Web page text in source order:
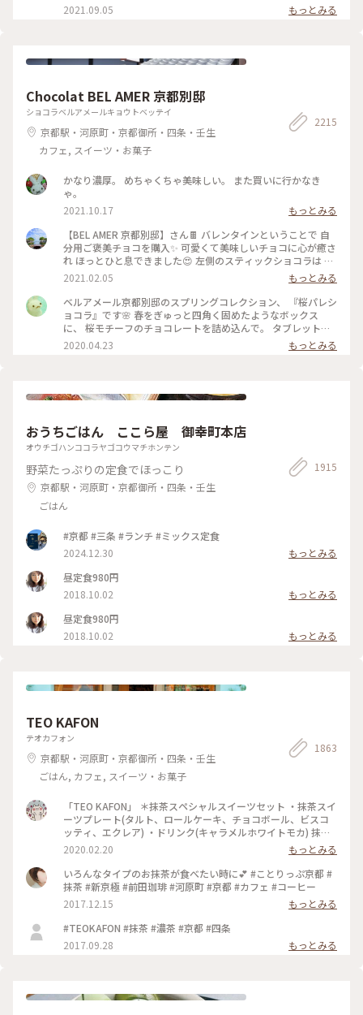
2021.09.05
もっとみる
Chocolat BEL AMER 京都別邸
ショコラベルアメールキョウトベッテイ
京都駅・河原町・京都御所・四条・壬生
カフェ, スイーツ・お菓子
2215
かなり濃厚。 めちゃくちゃ美味しい。 また買いに行かなき
ゃ。
2021.10.17
もっとみる
【BEL AMER 京都別邸】さん🍫 バレンタインということで 自
分用ご褒美チョコを購入✨ 可愛くて美味しいチョコに心が癒さ
れ ほっとひと息できました😍 左側のスティックショコラは キ
ャラメルやルビーチョコ、 右側はお酒入りチョコや 京都産の
抹茶や宮崎県産日向夏 愛媛県産ほうじ茶など チョコと一言で
言っても たくさんの味を楽しめる✨ パッケージやデザインも
とても可愛いので ご褒美チョコでもプレゼント用でも どちら
にもおすすめの詰め合わせです♡ #ほっとひと息 #バレンタイ
2021.02.05
もっとみる
ベルアメール京都別邸のスプリングコレクション、 『桜パレシ
ョコラ』です🌸 春をぎゅっと四角く固めたようなボックス
に、 桜モチーフのチョコレートを詰め込んで。 タブレットも
良いですが、丸いかたちは 丸窓から桜を覗くような和を感じ
ます。 右から ・桜ブラン・桜ノワール・桜ルビー・桜ミル
香りのミルクチョコやルビーチョコを使用し、 一枚ずつ違う
桜 #桜スイーツ #和スイーツ #チョコレート #お取り寄せ #手み
やげ #おみやげ
2020.04.23 もっとみる
おうちごはん ここら屋 御幸町本店
オウチゴハンココラヤゴコウマチホンテン
野菜たっぷりの定食でほっこり
京都駅・河原町・京都御所・四条・壬生
ごはん
1915
#京都 #三条 #ランチ #ミックス定食
2024.12.30
もっとみる
昼定食980円
2018.10.02
もっとみる
昼定食980円
2018.10.02
もっとみる
TEO KAFON
テオカフォン
京都駅・河原町・京都御所・四条・壬生
ごはん, カフェ, スイーツ・お菓子
1863
「TEO KAFON」 ＊抹茶スペシャルスイーツセット ・抹茶スイ
ーツプレート(タルト、ロールケーキ、チョコボール、ビスコ
ッティ、エクレア) ・ドリンク(キャラメルホワイトモカ) 抹茶
三昧出来て大満足したそうです。 フォークを2本用意して頂い
たのですが、娘一人で完食でした。 #TEO KAFON#抹茶三昧#
プチことりっぷ京都#冬のおでかけ
2020.02.20
もっとみる
いろんなタイプのお抹茶が食べたい時に💕 #ことりっぷ京都 #
抹茶 #新京極 #前田珈琲 #河原町 #京都 #カフェ #コーヒー
2017.12.15
もっとみる
#TEOKAFON #抹茶 #濃茶 #京都 #四条
2017.09.28
もっとみる